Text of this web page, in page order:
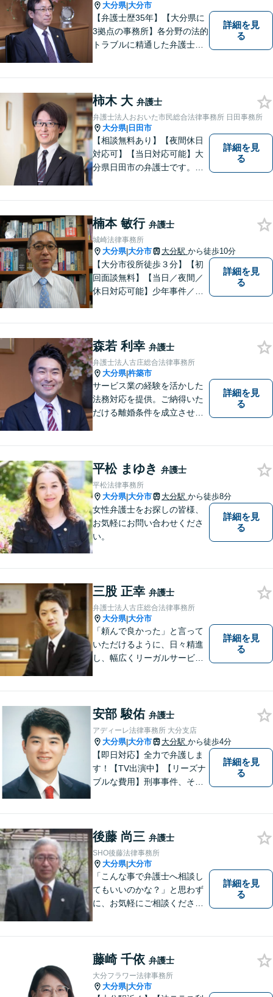
大分県|大分市
【弁護士歴35年】【大分県に
3拠点の事務所】各分野の法的
トラブルに精通した弁護士で
いアットホームな雰囲気の事
務所です。
詳細を見
る
柿木 大 弁護士
弁護士法人おおいた市民総合法律事務所 日田事務所
大分県| 日田市
【相談無料あり】【夜間休日
対応可】【当日対応可能】大
分県日田市の弁護士です。離
詳細を見
る
楠本 敏行 弁護士
城崎法律事務所
大分県|大分市 大分駅 から徒歩10分
【大分市役所徒歩３分】【初
回面談無料】【当日／夜間／
休日対応可能】少年事件／家
ービスを受けられるべく、社
会正義の実現のために最善を
尽くします。
詳細を見
る
森若 利幸 弁護士
弁護士法人古庄総合法律事務所
大分県|杵築市
サービス業の経験を活かした
法務対応を提供。ご納得いた
だける離婚条件を成立させる
ます。【大分県に3拠点ある地
域密着型の事務所】【初回相
談無料】
詳細を見
る
平松 まゆき 弁護士
平松法律事務所
大分県|大分市 大分駅 から徒歩8分
女性弁護士をお探しの皆様、
お気軽にお問い合わせくださ
い。
詳細を見
る
三股 正幸 弁護士
弁護士法人古庄総合法律事務所
大分県|大分市
「頼んで良かった」と言って
いただけるように、日々精進
し、幅広くリーガルサービス
詳細を見
る
安部 駿佑 弁護士
アディーレ法律事務所 大分支店
大分県|大分市 大分駅 から徒歩4分
【即日対応】全力で弁護しま
す！【TV出演中】【リーズナ
ブルな費用】刑事事件、その
分駅４分】
詳細を見
る
後藤 尚三 弁護士
SHO後藤法律事務所
大分県|大分市
「こんな事で弁護士へ相談し
てもいいのかな？」と思わず
に、お気軽にご相談くださ
詳細を見
る
藤崎 千依 弁護士
大分フラワー法律事務所
大分県|大分市